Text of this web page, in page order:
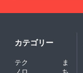
カテゴリー
テク
ノロ
ま
ち